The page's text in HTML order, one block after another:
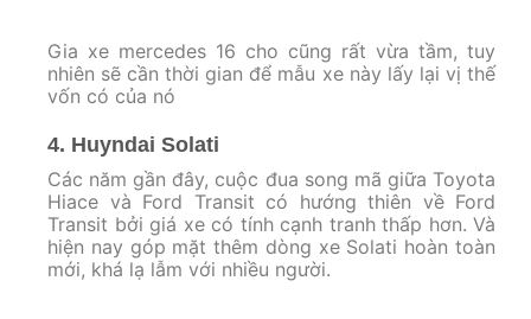
Gia xe mercedes 16 cho cũng rất vừa tầm, tuy
nhiên sẽ cần thời gian để mẫu xe này lấy lại vị thế
vốn có của nó
4. Huyndai Solati
Các năm gần đây, cuộc đua song mã giữa Toyota
Hiace và Ford Transit có hướng thiên về Ford
Transit bởi giá xe có tính cạnh tranh thấp hơn. Và
hiện nay góp mặt thêm dòng xe Solati hoàn toàn
mới, khá lạ lẫm với nhiều người.